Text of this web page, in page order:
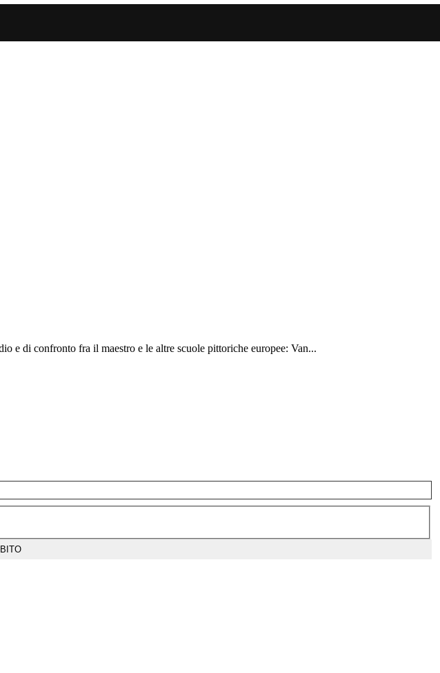
e di confronto fra il maestro e le altre scuole pittoriche europee: Van...